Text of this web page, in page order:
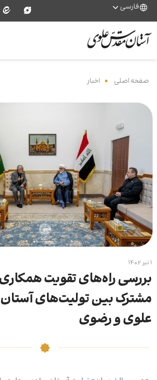
فارسی
صفحه اصلی اخبار
۱ تیر ۱۴۰۲
بررسی راه‌های تقویت
مشترک بین تولیت‌های
علوی و رضوی